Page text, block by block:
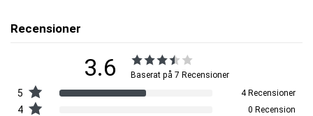
småsaker.
Tål maskindisk och mikrovågsugn.
Köldtålig – kan stå i frysen.
Rymmer:
500 ml
Recensioner
3.6 Baserat på 7 Recensioner
5 4 Recensioner
4 0 Recension